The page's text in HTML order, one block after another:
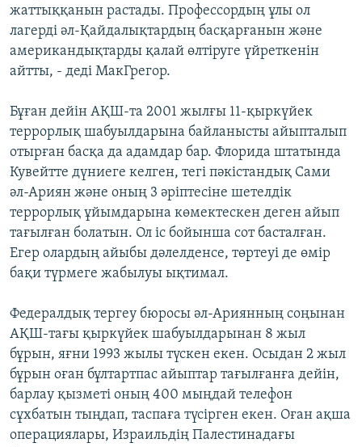
жаттыққанын растады. Профессордың ұлы ол
лагерді әл-Қайдалықтардың басқарғанын және
американдықтарды қалай өлтіруге үйреткенін
айтты, - деді МакГрегор.
Бұған дейін АҚШ-та 2001 жылғы 11-қыркүйек
террорлық шабуылдарына байланысты айыпталып
отырған басқа да адамдар бар. Флорида штатында
Кувейтте дүниеге келген, тегі пәкістандық Сами
әл-Ариян және оның 3 әріптесіне шетелдік
террорлық ұйымдарына көмектескен деген айып
тағылған болатын. Ол іс бойынша сот басталған.
Егер олардың айыбы дәлелденсе, төртеуі де өмір
бақи түрмеге жабылуы ықтимал.
Федералдық тергеу бюросы әл-Ариянның соңынан
АҚШ-тағы қыркүйек шабуылдарынан 8 жыл
бұрын, яғни 1993 жылы түскен екен. Осыдан 2 жыл
бұрын оған бұлтартпас айыптар тағылғанға дейін,
барлау қызметі оның 400 мыңдай телефон
сұхбатын тыңдап, таспаға түсірген екен. Оған ақша
операциялары, Израильдің Палестинадағы